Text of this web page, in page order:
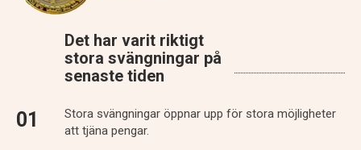
Det har varit riktigt
stora svängningar på
senaste tiden
Stora svängningar öppnar upp för stora möjligheter
att tjäna pengar.